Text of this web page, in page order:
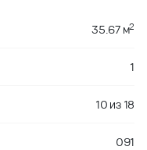
35.67 м2
1
10 из18
091